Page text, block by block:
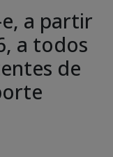
a partir
a todos
de